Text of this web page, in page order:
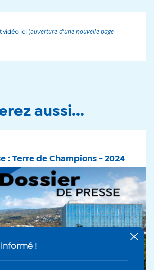
vidéo ici (ouverture d'une nouvelle page
aussi...
: Terre de Champions - 2024
+
!